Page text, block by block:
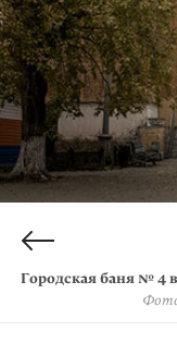
Городская баня № 4
Копия